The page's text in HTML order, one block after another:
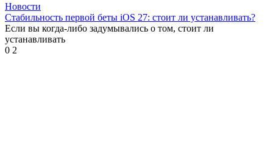
Новости
Стабильность первой беты iOS 27: стоит ли устанавливать?
Если вы когда-либо задумывались о том, стоит ли
устанавливать
0 2